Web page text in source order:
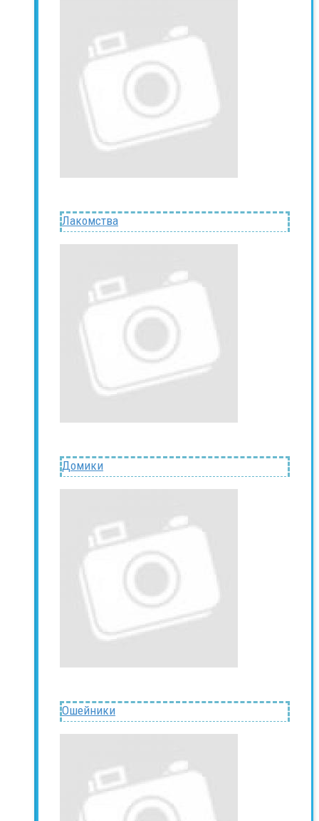
Лакомства
Домики
Ошейники